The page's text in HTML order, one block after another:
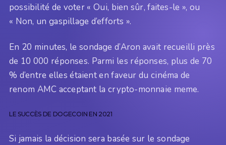
possibilité de voter « Oui, bien sûr, faites-le », ou
« Non, un gaspillage d’efforts ».
En 20 minutes, le sondage d’Aron avait recueilli près
de 10 000 réponses. Parmi les réponses, plus de 70
% d’entre elles étaient en faveur du cinéma de
renom AMC acceptant la crypto-monnaie meme.
LE SUCCÈS DE DOGECOIN EN 2021
Si jamais la décision sera basée sur le sondage